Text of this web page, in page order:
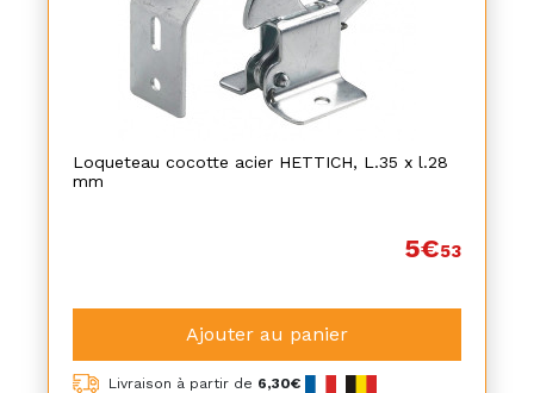
Loqueteau cocotte acier HETTICH, L.35 x l.28
mm
5€53
Ajouter au panier
Livraison à partir de 6,30€